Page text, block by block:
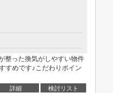
整った換気がしやすい物件
すめです♪こだわりポイン
詳細
検討リスト